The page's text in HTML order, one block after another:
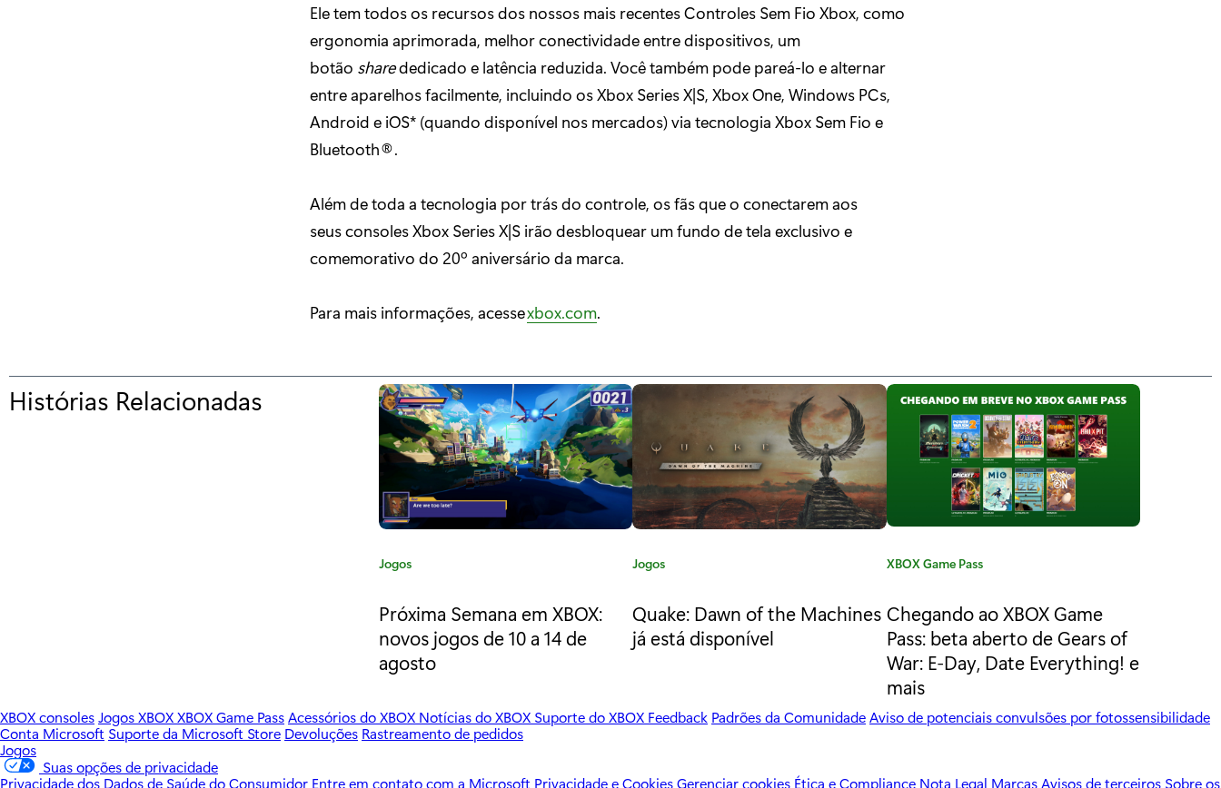
Ele tem todos os recursos dos nossos mais recentes Controles Sem Fio Xbox, como
ergonomia aprimorada, melhor conectividade entre dispositivos, um
botão sharededicado e latência reduzida. Você também pode pareá-lo e alternar
entre aparelhos facilmente, incluindo os Xbox Series X|S, Xbox One, Windows PCs,
Android e iOS* (quando disponível nos mercados) via tecnologia Xbox Sem Fio e
Bluetooth®.
Além de toda a tecnologia por trás do controle, os fãs que o conectarem aos
seus consoles Xbox Series X|S irão desbloquear um fundo de tela exclusivo e
comemorativo do 20º aniversário da marca.
Para mais informações, acessexbox.com.
Histórias Relacionadas
e
C
t
e
g
o
i
a
Jogos
Próxima Semana em XBOX:
novos jogos de 10 a 14 de
agosto
C
t
e
g
i
a
Jogos
Quake: Dawn of the Machines
já está disponível
C
t
e
g
o
r
i
a
XBOX Game Pass
Chegando ao XBOX Game
Pass: beta aberto de Gears of
War: E-Day, Date Everything! e
mais
XBOX consolesJogos XBOXXBOX Game PassAcessórios do XBOX Notícias do XBOX Suporte do XBOX Feedback Padrões da ComunidadeAviso de potenciais convulsões por fotossensibilidade
Conta Microsoft Suporte da Microsoft Store Devoluções Rastreamento de pedidos
Jogos
Suas opções de privacidade
Privacidade dos Dados de Saúde do Consumidor Entre em contato com a Microsoft Privacidade e CookiesGerenciar cookies Ética e Compliance Nota Legal MarcasAvisos de terceiros Sobre os